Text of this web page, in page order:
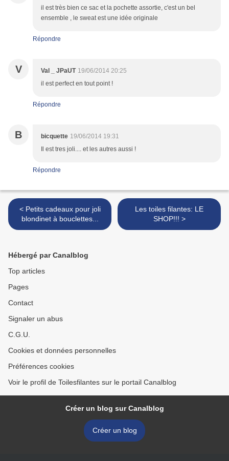
il est très bien ce sac et la pochette assortie, c'est un bel
ensemble , le sweat est une idée originale
Répondre
V Val _ JPaUT 19/06/2014 20:25
il est perfect en tout point !
Répondre
B bicquette 19/06/2014 19:31
Il est tres joli.... et les autres aussi !
Répondre
< Petits cadeaux pour joli
blondinet à bouclettes...
Les toiles filantes: LE
SHOP!!! >
Hébergé par Canalblog
Top articles
Pages
Contact
Signaler un abus
C.G.U.
Cookies et données personnelles
Préférences cookies
Voir le profil de Toilesfilantes sur le portail Canalblog
Créer un blog sur Canalblog
Créer un blog